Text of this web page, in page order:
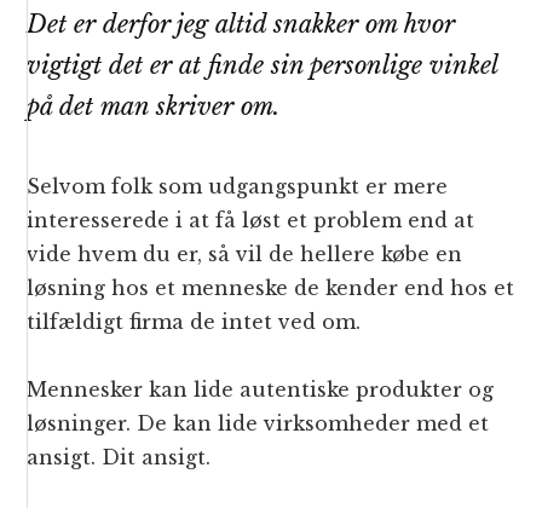
Det er derfor jeg altid snakker om hvor
vigtigt det er at finde sin personlige vinkel
på det man skriver om.
Selvom folk som udgangspunkt er mere
interesserede i at få løst et problem end at
vide hvem du er, så vil de hellere købe en
løsning hos et menneske de kender end hos et
tilfældigt firma de intet ved om.
Mennesker kan lide autentiske produkter og
løsninger. De kan lide virksomheder med et
ansigt. Dit ansigt.